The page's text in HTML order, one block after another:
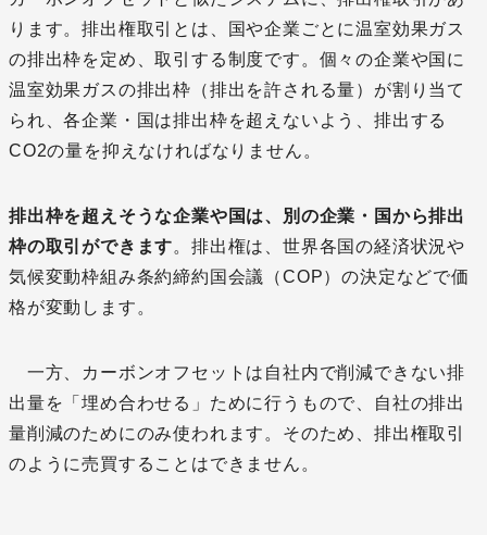
ります。排出権取引とは、国や企業ごとに温室効果ガス
の排出枠を定め、取引する制度です。個々の企業や国に
温室効果ガスの排出枠（排出を許される量）が割り当て
られ、各企業・国は排出枠を超えないよう、排出する
CO2の量を抑えなければなりません。
排出枠を超えそうな企業や国は、別の企業・国から排出
枠の取引ができます。排出権は、世界各国の経済状況や
気候変動枠組み条約締約国会議（COP）の決定などで価
格が変動します。
一方、カーボンオフセットは自社内で削減できない排
出量を「埋め合わせる」ために行うもので、自社の排出
量削減のためにのみ使われます。そのため、排出権取引
のように売買することはできません。